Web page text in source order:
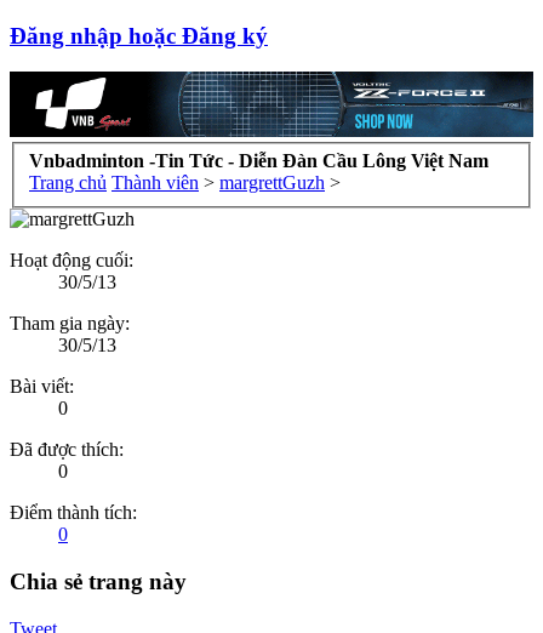
Đăng nhập hoặc Đăng ký
Vnbadminton -Tin Tức - Diễn Đàn Cầu Lông Việt Nam
Trang chủ Thành viên > margrettGuzh >
Hoạt động cuối:
30/5/13
Tham gia ngày:
30/5/13
Bài viết:
0
Đã được thích:
0
Điểm thành tích:
0
Chia sẻ trang này
Tweet